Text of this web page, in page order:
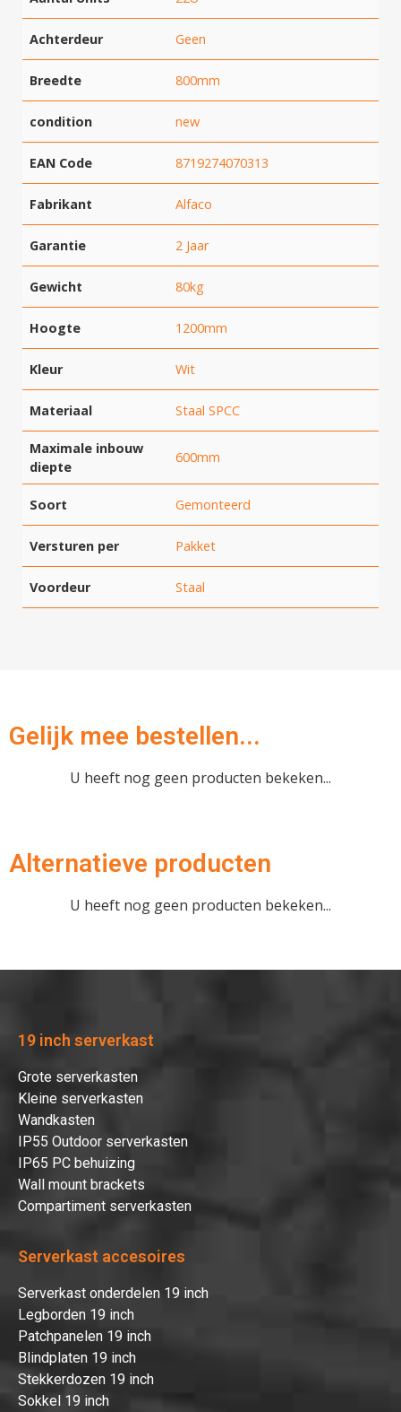
Achterdeur Geen
Breedte 800mm
condition new
EAN Code 8719274070313
Fabrikant Alfaco
Garantie 2 Jaar
Gewicht 80kg
Hoogte 1200mm
Kleur Wit
Materiaal Staal SPCC
Maximale inbouw
diepte
600mm
Soort Gemonteerd
Versturen per Pakket
Voordeur Staal
Gelijk mee bestellen...
U heeft nog geen producten bekeken...
Alternatieve producten
U heeft nog geen producten bekeken...
19 inch serverkast
Grote serverkasten
Kleine serverkasten
Wandkasten
IP55 Outdoor serverkasten
IP65 PC behuizing
Wall mount brackets
Compartiment serverkasten
Serverkast accesoires
Serverkast onderdelen 19 inch
Legborden 19 inch
Patchpanelen 19 inch
Blindplaten 19 inch
Stekkerdozen 19 inch
Sokkel 19 inch
Hartelijk dank!
Dit product is succesvol toegevoegd
aan uw winkelwagen!
Verder winkelen
Afrekenen